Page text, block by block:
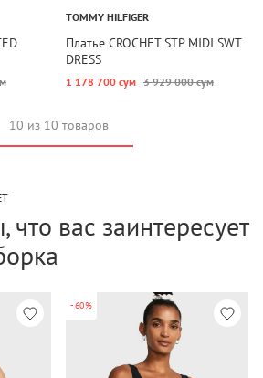
TOMMY HILFIGER
Платье CROCHET STP MIDI SWT
DRESS
1 178 700 сум 3 929 000 сум
10 из 10 товаров
вас заинтересует
-60%